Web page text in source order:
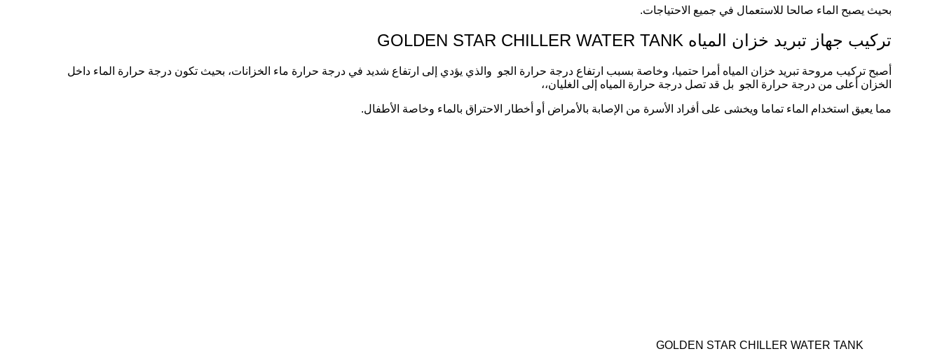
بحيث يصبح الماء صالحا للاستعمال في جميع الاحتياجات.
تركيب جهاز تبريد خزان المياه GOLDEN STAR CHILLER WATER TANK
أصبح تركيب مروحة تبريد خزان المياه أمرا حتميا، وخاصة بسبب ارتفاع درجة حرارة الجو والذي يؤدي إلى ارتفاع شديد في درجة حرارة ماء الخزانات، بحيث تكون درجة حرارة الماء داخل
الخزان أعلى من درجة حرارة الجو بل قد تصل درجة حرارة المياه إلى الغليان،،
مما يعيق استخدام الماء تماما ويخشى على أفراد الأسرة من الإصابة بالأمراض أو أخطار الاحتراق بالماء وخاصة الأطفال.
GOLDEN STAR CHILLER WATER TANK